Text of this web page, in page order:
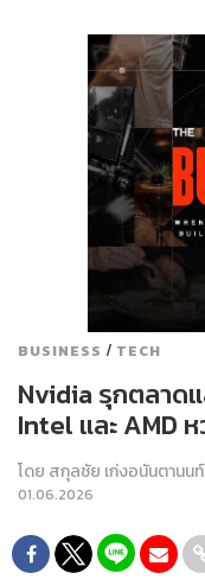
BUSINESS / TECH
Nvidia รุกตลาด
Intel และ AMD
โดย สกุลชัย เก่งอนันตานนท์
01.06.2026